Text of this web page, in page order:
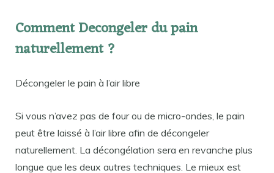
Comment Decongeler du pain
naturellement ?
Décongeler le pain à l’air libre
Si vous n’avez pas de four ou de micro-ondes, le pain
peut être laissé à l’air libre afin de décongeler
naturellement. La décongélation sera en revanche plus
longue que les deux autres techniques. Le mieux est